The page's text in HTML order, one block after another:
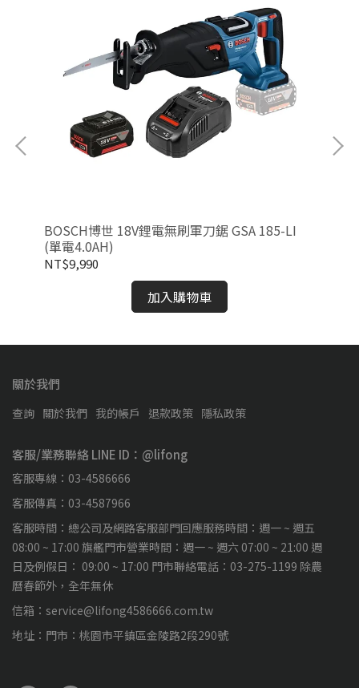
BOSCH博世 18V鋰電無刷軍刀鋸 GSA 185-LI
(單電4.0AH)
NT$9,990
加入購物車
關於我們
查詢 關於我們 我的帳戶 退款政策 隱私政策
客服/業務聯絡 LINE ID：@lifong
客服專線：03-4586666
客服傳真：03-4587966
客服時間：總公司及網路客服部門回應服務時間：週一 ~ 週五
08:00 ~ 17:00 旗艦門市營業時間：週一 ~ 週六 07:00 ~ 21:00 週
日及例假日： 09:00 ~ 17:00 門市聯絡電話：03-275-1199 除農
曆春節外，全年無休
信箱：service@lifong4586666.com.tw
地址：門市：桃園市平鎮區金陵路2段290號